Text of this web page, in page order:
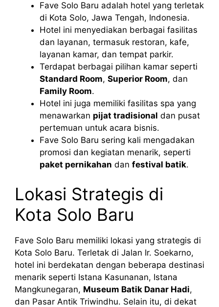
Fave Solo Baru adalah hotel yang terletak
di Kota Solo, Jawa Tengah, Indonesia.
Hotel ini menyediakan berbagai fasilitas
dan layanan, termasuk restoran, kafe,
layanan kamar, dan tempat parkir.
Terdapat berbagai pilihan kamar seperti
Standard Room, Superior Room, dan
Family Room.
Hotel ini juga memiliki fasilitas spa yang
menawarkan pijat tradisional dan pusat
pertemuan untuk acara bisnis.
Fave Solo Baru sering kali mengadakan
promosi dan kegiatan menarik, seperti
paket pernikahan dan festival batik.
Lokasi Strategis di
Kota Solo Baru
Fave Solo Baru memiliki lokasi yang strategis di
Kota Solo Baru. Terletak di Jalan Ir. Soekarno,
hotel ini berdekatan dengan beberapa destinasi
menarik seperti Istana Kasunanan, Istana
Mangkunegaran, Museum Batik Danar Hadi,
dan Pasar Antik Triwindhu. Selain itu, di dekat